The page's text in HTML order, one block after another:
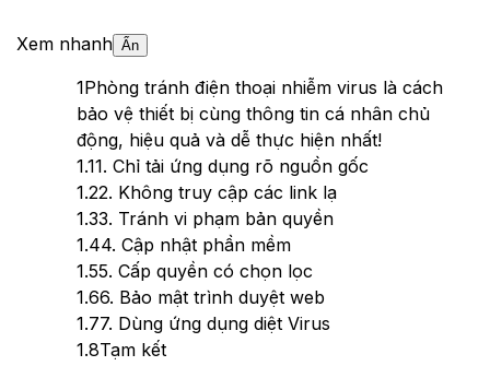
Xem nhanh Ẩn
1Phòng tránh điện thoại nhiễm virus là cách
bảo vệ thiết bị cùng thông tin cá nhân chủ
động, hiệu quả và dễ thực hiện nhất!
1.11. Chỉ tải ứng dụng rõ nguồn gốc
1.22. Không truy cập các link lạ
1.33. Tránh vi phạm bản quyền
1.44. Cập nhật phần mềm
1.55. Cấp quyền có chọn lọc
1.66. Bảo mật trình duyệt web
1.77. Dùng ứng dụng diệt Virus
1.8Tạm kết